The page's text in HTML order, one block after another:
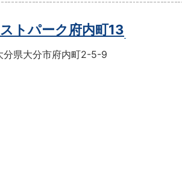
ストパーク府内町13
分県大分市府内町2-5-9